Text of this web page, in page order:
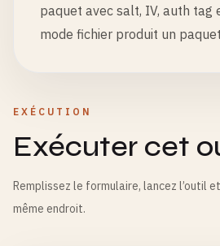
paquet avec salt, IV, auth tag
mode fichier produit un
EXÉCUTION
Exécuter cet
Remplissez le formulaire, lancez l’outil
même endroit.